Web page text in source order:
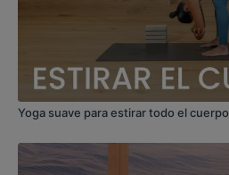
Yoga suave para estirar todo el cuerpo